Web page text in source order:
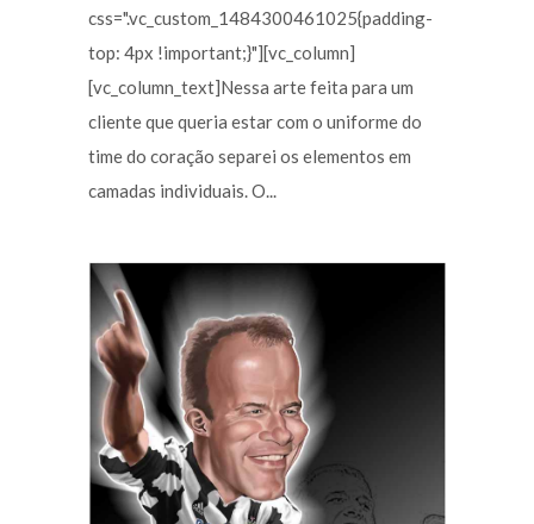
css=".vc_custom_1484300461025{padding-
top: 4px !important;}"][vc_column]
[vc_column_text]Nessa arte feita para um
cliente que queria estar com o uniforme do
time do coração separei os elementos em
camadas individuais. O...